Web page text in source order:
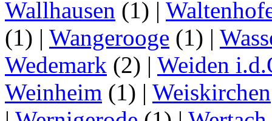
Wallhausen (1) |
(1) | Wangerooge (1) |
Wedemark (2) | Weiden
Weinheim (1) | Weiskirchen